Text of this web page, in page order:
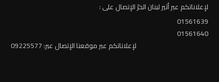
لإعلاناتكم عبر أثير لبنان الحرّ الإتصال على :
01561639
01561640
لإعلاناتكم عبر موقعنا الإتصال عبر: 09225577